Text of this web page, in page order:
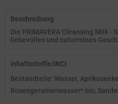
Beschreibung
Die PRIMAVERA Cleansing Milk -
liebevolles und naturreines
Inhaltsstoffe/INCI
Bestandteile: Wasser,
Rosengeranienwasser* bio,